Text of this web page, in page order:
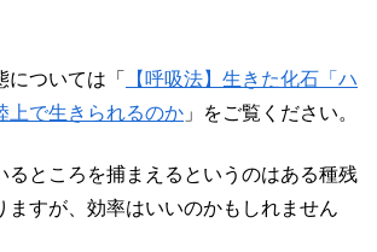
ついては「
【呼吸法】生きた化石「ハ
上で生きられるのか 」をご覧ください。
るところを捕まえるというのはある種残
ますが、効率はいいのかもしれません